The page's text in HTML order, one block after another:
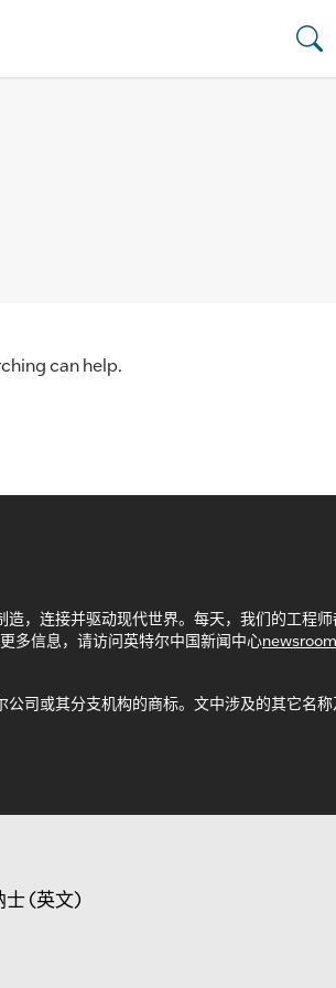
can help.
，连接并驱动现代世界。每天，我们的工程
多信息，请访问英特尔中国新闻中心
司或其分支机构的商标。文中涉及的其它名
士 (英文)